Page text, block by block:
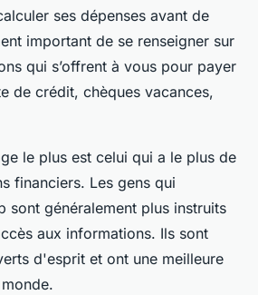
ses dépenses avant de
important de se renseigner sur
qui s’offrent à vous pour payer
de crédit, chèques vacances,
le plus est celui qui a le plus de
financiers. Les gens qui
sont généralement plus instruits
aux informations. Ils sont
d'esprit et ont une meilleure